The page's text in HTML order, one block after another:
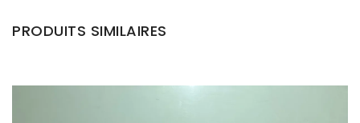
PRODUITS SIMILAIRES